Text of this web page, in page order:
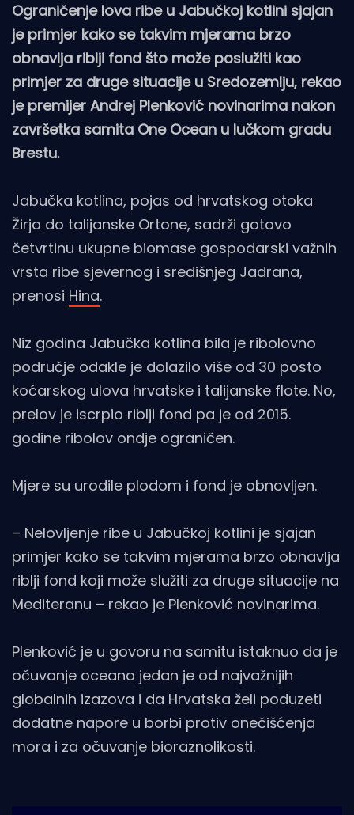
Ograničenje lova ribe u Jabučkoj kotlini sjajan
je primjer kako se takvim mjerama brzo
obnavlja riblji fond što može poslužiti kao
primjer za druge situacije u Sredozemlju, rekao
je premijer Andrej Plenković novinarima nakon
završetka samita One Ocean u lučkom gradu
Brestu.
Jabučka kotlina, pojas od hrvatskog otoka
Žirja do talijanske Ortone, sadrži gotovo
četvrtinu ukupne biomase gospodarski važnih
vrsta ribe sjevernog i središnjeg Jadrana,
prenosi Hina.
Niz godina Jabučka kotlina bila je ribolovno
područje odakle je dolazilo više od 30 posto
koćarskog ulova hrvatske i talijanske flote. No,
prelov je iscrpio riblji fond pa je od 2015.
godine ribolov ondje ograničen.
Mjere su urodile plodom i fond je obnovljen.
– Nelovljenje ribe u Jabučkoj kotlini je sjajan
primjer kako se takvim mjerama brzo obnavlja
riblji fond koji može služiti za druge situacije na
Mediteranu – rekao je Plenković novinarima.
Plenković je u govoru na samitu istaknuo da je
očuvanje oceana jedan je od najvažnijih
globalnih izazova i da Hrvatska želi poduzeti
dodatne napore u borbi protiv onečišćenja
mora i za očuvanje bioraznolikosti.